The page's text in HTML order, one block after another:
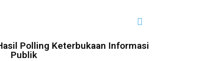
Polling Keterbukaan Informasi
Publik